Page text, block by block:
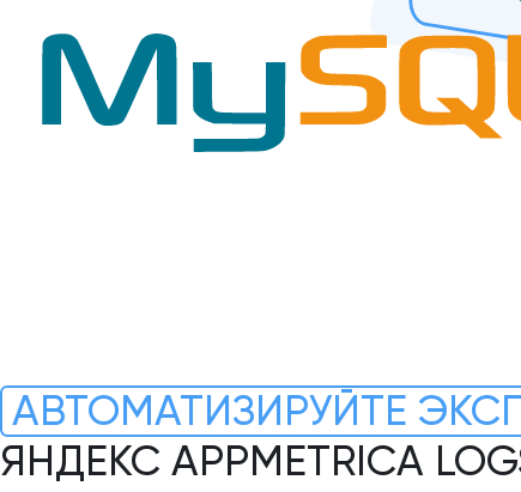
АВТОМАТИЗИРУЙТЕ
ЯНДЕКС APPMETRICA